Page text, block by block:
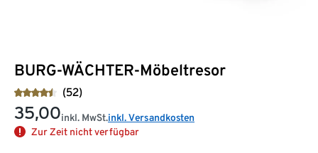
BURG-WÄCHTER-Möbeltresor
(52)
35,00inkl. MwSt.inkl. Versandkosten
Zur Zeit nicht verfügbar